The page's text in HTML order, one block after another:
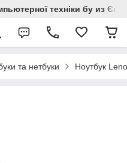
техніки бу из
та нетбуки Ноутбук